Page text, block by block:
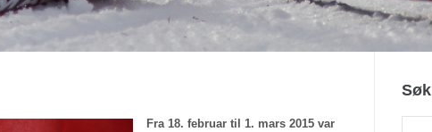
Fra 18. februar til 1. mars 2015 var
Søk